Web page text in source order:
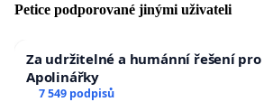
Petice podporované jinými uživateli
Za udržitelné a humánní řešení
Apolinářky
7 549 podpisů